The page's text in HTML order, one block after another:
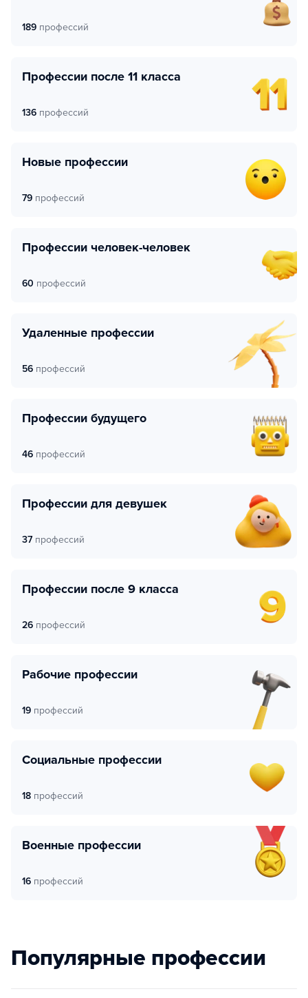
189 профессий
Профессии после 11 класса
136 профессий
Новые профессии
79 профессий
Профессии человек-человек
60 профессий
Удаленные профессии
56 профессий
Профессии будущего
46 профессий
Профессии для девушек
37 профессий
Профессии после 9 класса
26 профессий
Рабочие профессии
19 профессий
Социальные профессии
18 профессий
Военные профессии
16 профессий
Популярные профессии